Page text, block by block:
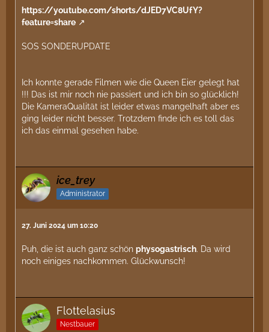
Insektennahrung im Terraristikhandel zur Verfügung.
Abwechslung ist in beiden Varianten wichtig, also
der Nährwerte ist unterschiedlich)
Da noch Eier da sind, gehe ich nicht davon aus, dass
dieAmeisenfälschlich in eine Diapause/Winterruhe
gegangen sind, wie es bei endogenen Arten
vorkommen kann. Sonst gäbe es nur Larven.
Reagenzgläsern und Co. für die
viel zu groß sind. Und sie mögen diese unsichere
Situation nicht. Kleinere Eingänge sind unauffälliger
https://youtube.com/shorts/dJED7VC8UfY?
feature=share
SOS SONDERUPDATE
Ich konnte gerade Filmen wie die Queen Eier gelegt hat
!!! Das ist mir noch nie passiert und ich bin so glücklich!
Die KameraQualität ist leider etwas mangelhaft aber es
ging leider nicht besser. Trotzdem finde ich es toll das
ich das einmal gesehen habe.
ice_trey
Administrator
27. Juni 2024 um 10:20
Puh, die ist auch ganz schön physogastrisch. Da wird
noch einiges nachkommen. Glückwunsch!
Flottelasius
Nestbauer